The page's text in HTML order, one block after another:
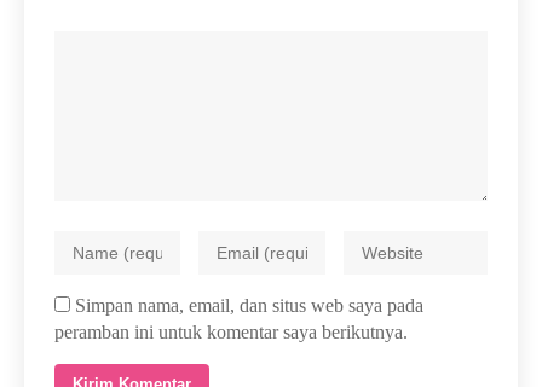
Simpan nama, email, dan situs web saya pada
peramban ini untuk komentar saya berikutnya.